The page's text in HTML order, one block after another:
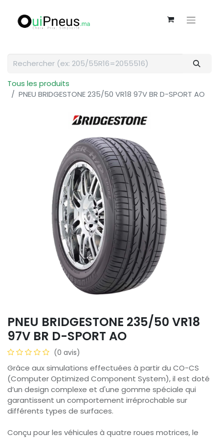
Tous les produits
PNEU BRIDGESTONE 235/50 VR18 97V BR D-SPORT AO
PNEU BRIDGESTONE 235/50 VR18
97V BR D-SPORT AO
(0 avis)
Grâce aux simulations effectuées à partir du CO-CS
(Computer Optimized Component System), il est doté
d’un design complexe et d'une gomme spéciale qui
garantissent un comportement irréprochable sur
différents types de surfaces.
Conçu pour les véhicules à quatre roues motrices, le